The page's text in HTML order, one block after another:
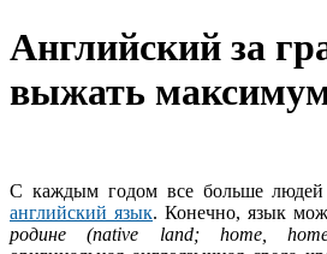
Английский за
выжать
С каждым годом все больше людей
английский язык. Конечно, язык
родине (native land; home,